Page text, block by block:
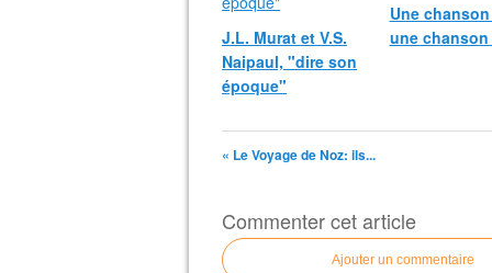
J.L. Murat et V.S.
Naipaul, "dire son
époque"
Une
une chanson
« Le Voyage de Noz: ils...
Commenter cet article
Ajouter un commentaire